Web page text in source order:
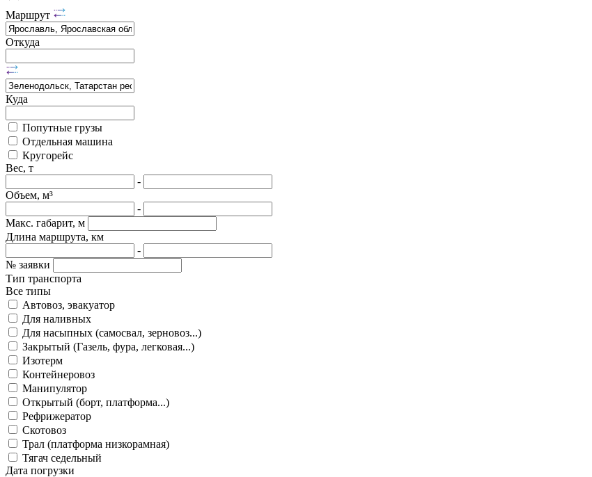
Маршрут
Откуда
Куда
Попутные грузы
Отдельная машина
Кругорейс
Вес, т
-
Объем, м³
-
Макс. габарит, м
Длина маршрута, км
-
№ заявки
Тип транспорта
Все типы
Автовоз, эвакуатор
Для наливных
Для насыпных (самосвал, зерновоз...)
Закрытый (Газель, фура, легковая...)
Изотерм
Контейнеровоз
Манипулятор
Открытый (борт, платформа...)
Рефрижератор
Скотовоз
Трал (платформа низкорамная)
Тягач седельный
Дата погрузки